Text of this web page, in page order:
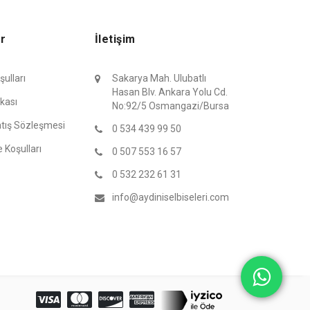
Sözleşmesi
Koşulları
İletişim
Sakarya Mah. Ulubatlı
Hasan Blv. Ankara Yolu Cd.
No:92/5 Osmangazi/Bursa
0 534 439 99 50
0 507 553 16 57
0 532 232 61 31
info@aydiniselbiseleri.com